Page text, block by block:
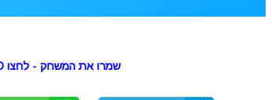
שמרו את המשחק - לחצו Ctrl+D כדי לשמור במועדפים או שתפו עם חברים